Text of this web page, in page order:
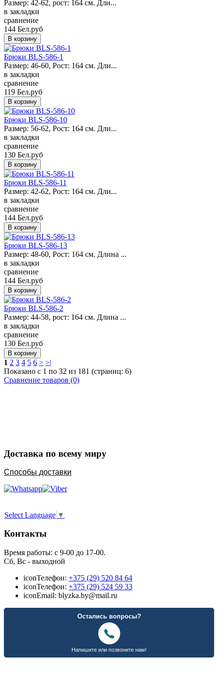
Размер: 42-62, рост: 164 см. Дли...
в закладки
сравнение
144 Бел.руб
Брюки BLS-586-1
Размер: 46-60, Рост: 164 см. Дли...
в закладки
сравнение
119 Бел.руб
Брюки BLS-586-10
Размер: 56-62, Рост: 164 см. Дли...
в закладки
сравнение
130 Бел.руб
Брюки BLS-586-11
Размер: 42-62, Рост: 164 см. Дли...
в закладки
сравнение
144 Бел.руб
Брюки BLS-586-13
Размер: 48-60, Рост: 164 см. Длина ...
в закладки
сравнение
144 Бел.руб
Брюки BLS-586-2
Размер: 44-58, рост: 164 см. Длина ...
в закладки
сравнение
130 Бел.руб
1 2 3 4 5 6 > >|
Показано с 1 по 32 из 181 (страниц: 6)
Сравнение товаров (0)
Доставка по всему миру
Способы доставки
Select Language ▼
Контакты
Время работы: с 9-00 до 17-00.
Сб, Вс - выходной
iconТелефон: +375 (29) 520 84 64
iconТелефон: +375 (29) 524 59 33
iconEmail: blyzka.by@mail.ru